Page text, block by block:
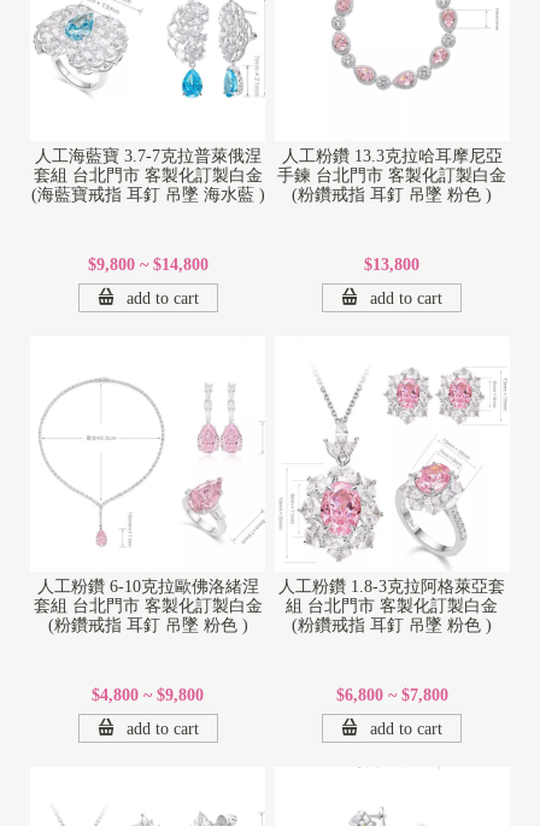
人工海藍寶 3.7-7克拉普萊俄涅
套組 台北門市 客製化訂製白金
(海藍寶戒指 耳釘 吊墜 海水藍 )
$9,800 ~ $14,800
add to cart
人工粉鑽 13.3克拉哈耳摩尼亞
手鍊 台北門市 客製化訂製白金
(粉鑽戒指 耳釘 吊墜 粉色 )
$13,800
add to cart
人工粉鑽 6-10克拉歐佛洛緒涅
套組 台北門市 客製化訂製白金
(粉鑽戒指 耳釘 吊墜 粉色 )
$4,800 ~ $9,800
add to cart
人工粉鑽 1.8-3克拉阿格萊亞套
組 台北門市 客製化訂製白金
(粉鑽戒指 耳釘 吊墜 粉色 )
$6,800 ~ $7,800
add to cart